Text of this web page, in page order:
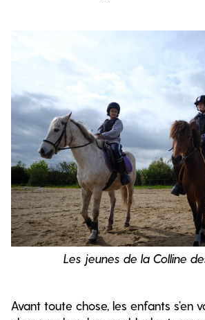
Les jeunes de la Colline
Avant toute chose, les enfants s’en